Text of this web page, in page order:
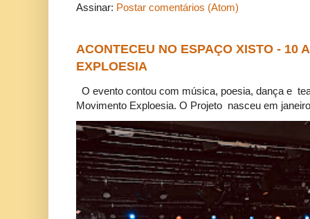
Assinar: Postar comentários (Atom)
ACONTECEU NO ESPAÇO XISTO - 10
EXPLOESIA
O evento contou com música, poesia, dança e
Movimento Exploesia. O Projeto nasceu em